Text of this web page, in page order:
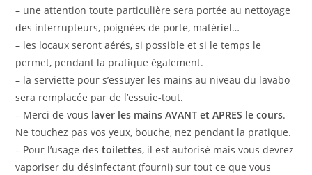
– une attention toute particulière sera portée au nettoyage
des interrupteurs, poignées de porte, matériel…
– les locaux seront aérés, si possible et si le temps le
permet, pendant la pratique également.
– la serviette pour s’essuyer les mains au niveau du lavabo
sera remplacée par de l’essuie-tout.
– Merci de vous laver les mains AVANT et APRES le cours.
Ne touchez pas vos yeux, bouche, nez pendant la pratique.
– Pour l’usage destoilettes, il est autorisé mais vous devrez
vaporiser du désinfectant (fourni) sur tout ce que vous